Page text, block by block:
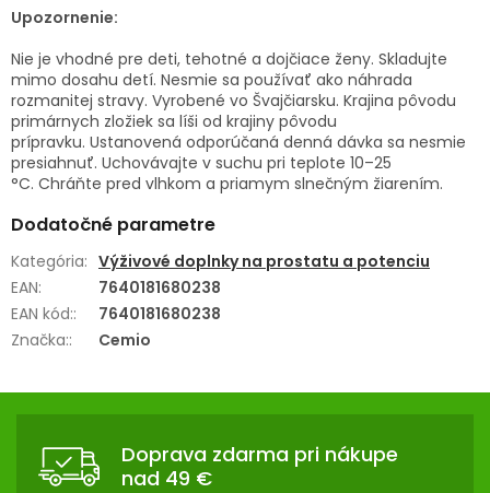
Upozornenie:
Nie je vhodné pre deti, tehotné a dojčiace ženy. Skladujte
mimo dosahu detí. Nesmie sa používať ako náhrada
rozmanitej stravy. Vyrobené vo Švajčiarsku. Krajina pôvodu
primárnych zložiek sa líši od krajiny pôvodu
prípravku. Ustanovená odporúčaná denná dávka sa nesmie
presiahnuť. Uchovávajte v suchu pri teplote 10–25
°C. Chráňte pred vlhkom a priamym slnečným žiarením.
Dodatočné parametre
Kategória: Výživové doplnky na prostatu a potenciu
EAN:
7640181680238
EAN kód::
7640181680238
Značka:: Cemio
Z
Doprava zdarma pri nákupe
nad 49 €